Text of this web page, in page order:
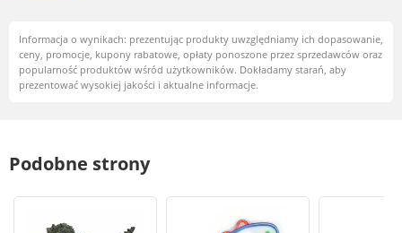
Informacja o wynikach: prezentując produkty uwzględniamy ich dopasowanie,
ceny, promocje, kupony rabatowe, opłaty ponoszone przez sprzedawców oraz
popularność produktów wśród użytkowników. Dokładamy starań, aby
prezentować wysokiej jakości i aktualne informacje.
Podobne strony